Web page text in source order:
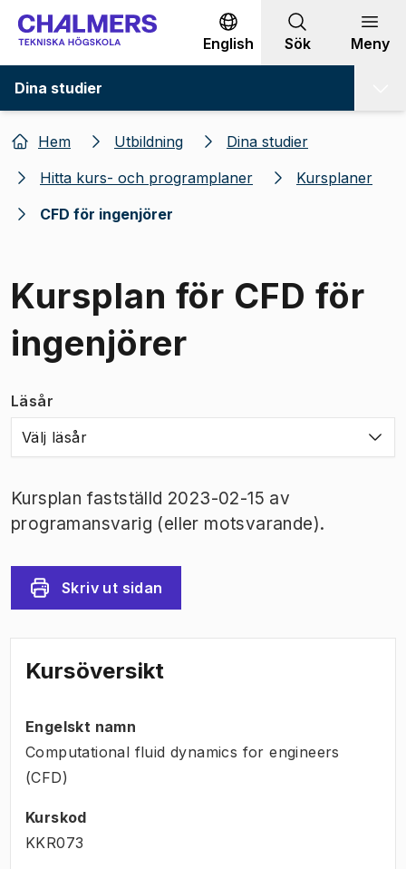
Gå till innehållet
English Sök Meny
Dina studier
Hem Utbildning
Dina studier
Hitta kurs- och programplaner
Kursplaner
CFD för ingenjörer
Kursplan för CFD för
ingenjörer
Läsår
Välj läsår
Kursplan fastställd 2023-02-15 av
programansvarig (eller motsvarande).
Skriv ut sidan
Kursöversikt
Engelskt namn
Computational fluid dynamics for engineers
(CFD)
Kurskod
KKR073